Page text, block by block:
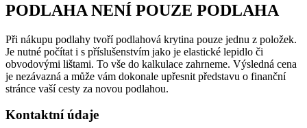
PODLAHA NENÍ POUZE PODLAHA
Při nákupu podlahy tvoří podlahová krytina pouze jednu z položek.
Je nutné počítat i s příslušenstvím jako je elastické lepidlo či
obvodovými lištami. To vše do kalkulace zahrneme. Výsledná cena
je nezávazná a může vám dokonale upřesnit představu o finanční
stránce vaší cesty za novou podlahou.
Kontaktní údaje